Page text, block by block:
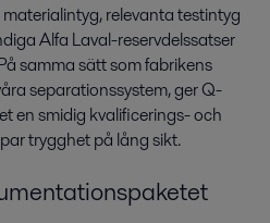
relevanta testintyg
Alfa Laval-reservdelssatser
samma sätt som fabrikens
separationssystem, ger Q-
en smidig kvalificerings- och
trygghet på lång sikt.